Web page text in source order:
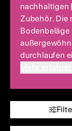
nachhaltigen
Zubehör. Die
durchlaufen